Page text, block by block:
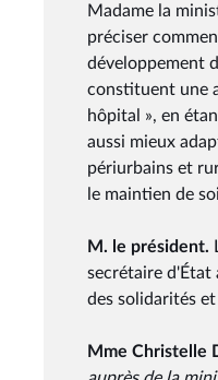
Madame la
préciser
développement
constituent une
hôpital », en
aussi mieux
périurbains et
le maintien de
M. le président.
secrétaire d'État
des solidarités
Mme Christelle